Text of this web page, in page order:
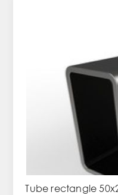
Tube rectangle